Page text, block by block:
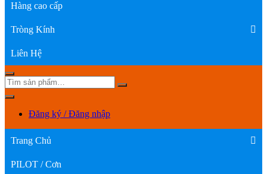
Hàng cao cấp
Tròng Kính
Liên Hệ
Đăng ký / Đăng nhập
Trang Chủ
PILOT / Cơn